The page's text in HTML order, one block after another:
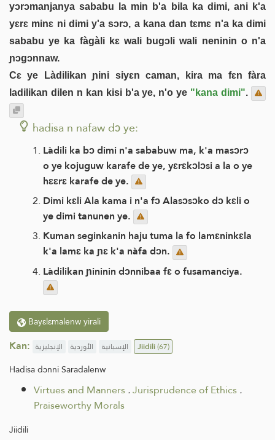
yɔrɔmanjanya sababu la min b'a bila ka dimi, ani k'a
yɛrɛ minɛ ni dimi y'a sɔrɔ, a kana dan tɛmɛ n'a ka dimi
sababu ye ka fàgàli kɛ wali bugɔli wali neninin o n'a
ɲɔgɔnnaw.
Cɛ ye Làdilikan ɲini siyɛn caman, kira ma fɛn fàra
ladilikan dilen n kan kisi b'a ye, n'o ye "kana dimi".
hadisa n nafaw dɔ ye:
Làdili ka bɔ dimi n'a sababuw ma, k'a masɔrɔ
o ye kojuguw karafe de ye, yɛrɛkɔlɔsi a la o ye
hɛɛrɛ karafe de ye.
Dimi kɛli Ala kama i n'a fɔ Alasɔsɔko dɔ kɛli o
ye dimi tanunen ye.
Kuman seginkanin haju tuma la fo lamɛninkɛla
k'a lamɛ ka ɲɛ k'a nàfa dɔn.
Làdilikan ɲininin dɔnnibaa fɛ o fusamanciya.
Bayɛlɛmalenw yirali
Kan: الإنجليزية الأوردية الإسبانية Jiidili(67)
Hadisa dɔnni Saradalenw
Virtues and Manners.Jurisprudence of Ethics.
Praiseworthy Morals
Jiidili